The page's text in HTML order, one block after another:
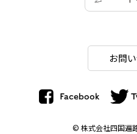
お問
Facebook
© 株式会社四国遍